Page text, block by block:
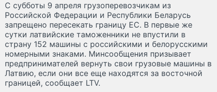
С субботы 9 апреля грузоперевозчикам из
Российской Федерации и Республики Беларусь
запрещено пересекать границу ЕС. В первые же
сутки латвийские таможенники не впустили в
страну 152 машины с российскими и белорусскими
номерными знаками. Минсообщения призывает
предпринимателей вернуть свои грузовые машины в
Латвию, если они все еще находятся за восточной
границей, сообщает LTV.